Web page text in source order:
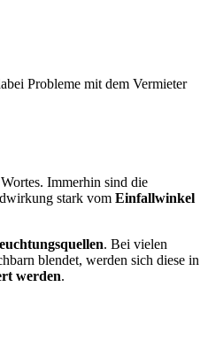
Probleme mit dem Vermieter
Immerhin sind die
stark vom Einfallwinkel
. Bei vielen
blendet, werden sich diese in
werden.